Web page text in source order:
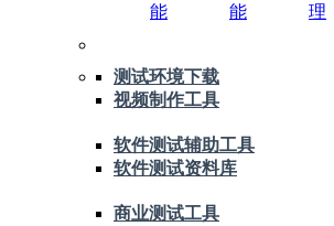
能
能
理
测试环境下载
视频制作工具
软件测试辅助工具
软件测试资料库
商业测试工具